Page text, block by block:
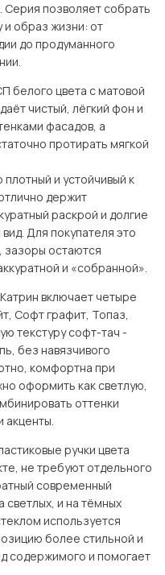
Серия позволяет собрать
и образ жизни: от
до продуманного
белого цвета с матовой
чистый, лёгкий фон и
фасадов, а
протирать мягкой
и устойчивый к
держит
раскрой и долгие
Для покупателя это
зазоры остаются
и «собранной».
включает четыре
Софт графит, Топаз,
текстуру софт-тач -
без навязчивого
комфортна при
оформить как светлую,
оттенки
акценты.
ручки цвета
не требуют отдельного
современный
и на тёмных
используется
более стильной и
содержимого и помогает